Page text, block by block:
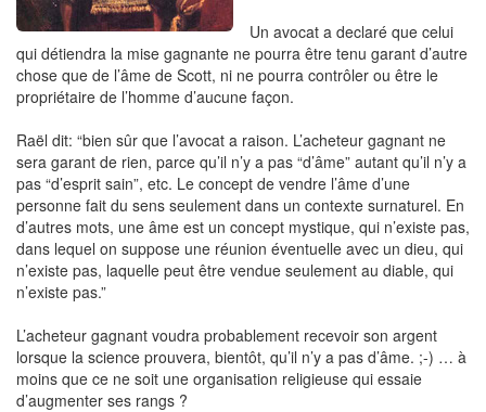
Un avocat a declaré que celui
qui détiendra la mise gagnante ne pourra être tenu garant d’autre
chose que de l’âme de Scott, ni ne pourra contrôler ou être le
propriétaire de l’homme d’aucune façon.
Raël dit: “bien sûr que l’avocat a raison. L’acheteur gagnant ne
sera garant de rien, parce qu’il n’y a pas “d’âme” autant qu’il n’y a
pas “d’esprit sain”, etc. Le concept de vendre l’âme d’une
personne fait du sens seulement dans un contexte surnaturel. En
d’autres mots, une âme est un concept mystique, qui n’existe pas,
dans lequel on suppose une réunion éventuelle avec un dieu, qui
n’existe pas, laquelle peut être vendue seulement au diable, qui
n’existe pas.”
L’acheteur gagnant voudra probablement recevoir son argent
lorsque la science prouvera, bientôt, qu’il n’y a pas d’âme. ;-) … à
moins que ce ne soit une organisation religieuse qui essaie
d’augmenter ses rangs ?